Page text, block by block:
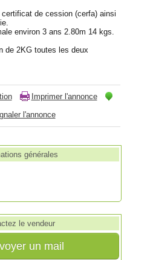
de cession (cerfa) ainsi
environ 3 ans 2.80m 14 kgs.
de 2KG toutes les deux
Imprimer l'annonce
l'annonce
générales
le vendeur
un mail